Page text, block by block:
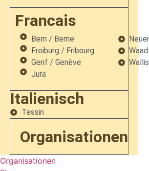
Francais
Bern / Berne
Freiburg / Fribourg
Genf / Genève
Jura
Italienisch
Tessin
Organisationen
Organisationen